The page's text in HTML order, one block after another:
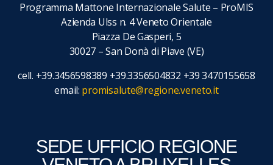
Programma Mattone Internazionale Salute – ProMIS
Azienda Ulss n. 4 Veneto Orientale
Piazza De Gasperi, 5
30027 – San Donà di Piave (VE)
cell. +39.3456598389 +39.3356504832 +39 3470155658
email: promisalute@regione.veneto.it
SEDE UFFICIO REGIONE